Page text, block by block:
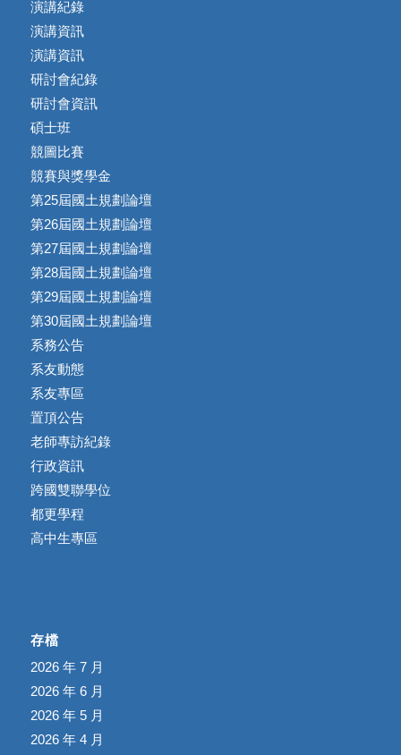
演講紀錄
演講資訊
演講資訊
研討會紀錄
研討會資訊
碩士班
競圖比賽
競賽與獎學金
第25屆國土規劃論壇
第26屆國土規劃論壇
第27屆國土規劃論壇
第28屆國土規劃論壇
第29屆國土規劃論壇
第30屆國土規劃論壇
系務公告
系友動態
系友專區
置頂公告
老師專訪紀錄
行政資訊
跨國雙聯學位
都更學程
高中生專區
存檔
2026 年 7 月
2026 年 6 月
2026 年 5 月
2026 年 4 月